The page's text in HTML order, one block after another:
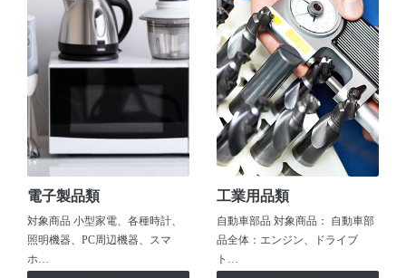
電子製品類
対象商品 小型家電、各種時計、
照明機器、PC周辺機器、スマ
ホ…
工業用品類
自動車部品 対象商品： 自動車部
品全体：エンジン、ドライブ
ト…